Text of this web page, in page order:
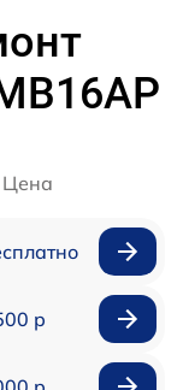
Цена
р